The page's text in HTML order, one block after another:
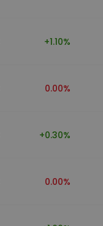
+1.10%
0.00%
+0.30%
0.00%